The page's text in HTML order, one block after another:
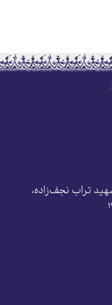
تراب نجف‌زاده،